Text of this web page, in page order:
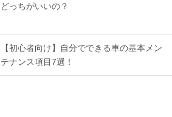
どっちがいいの？
【初心者向け】自分でできる車の基本メン
テナンス項目7選！